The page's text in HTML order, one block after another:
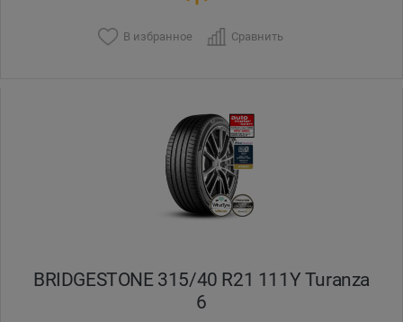
В избранное Сравнить
BRIDGESTONE 315/40 R21 111Y Turanza
6